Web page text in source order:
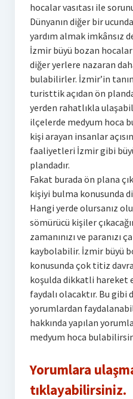
hocalar vasıtası ile
Dünyanın diğer bir
yardım almak imkânsız
İzmir büyü bozan
diğer yerlere nazaran
bulabilirler. İzmir’in
turisttik açıdan ön
yerden rahatlıkla
ilçelerde medyum hoca
kişi arayan insanlar
faaliyetleri İzmir gibi
plandadır.
Fakat burada ön plana
kişiyi bulma konusunda
Hangi yerde olursanız
sömürücü kişiler
zamanınızı ve paranızı
kaybolabilir. İzmir büyü
konusunda çok titiz
koşulda dikkatli hareket
faydalı olacaktır. Bu
yorumlardan
hakkında yapılan
medyum hoca
Yorumlara
tıklayabilirsiniz.